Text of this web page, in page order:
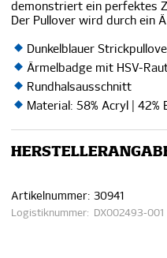
demonstriert ein perfektes
Der Pullover wird durch ein
Dunkelblauer
Ärmelbadge mit HSV-
Rundhalsausschnitt
Material: 58% Acryl | 42%
Artikelnummer: 30941
Logistiknummer: DX002493-001